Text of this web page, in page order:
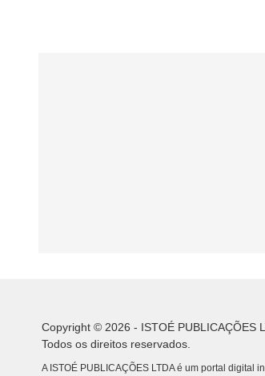
Copyright © 2026 - ISTOÉ PUBLICAÇÕES
Todos os direitos reservados.
A ISTOÉ PUBLICAÇÕES LTDA é um portal digital